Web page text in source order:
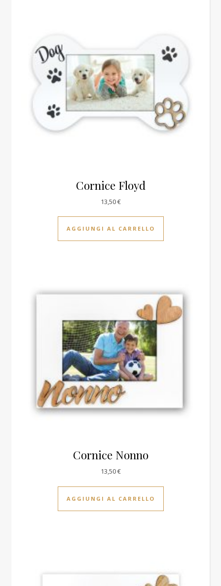
Cornice Floyd
13,50€
AGGIUNGI AL CARRELLO
Cornice Nonno
13,50€
AGGIUNGI AL CARRELLO